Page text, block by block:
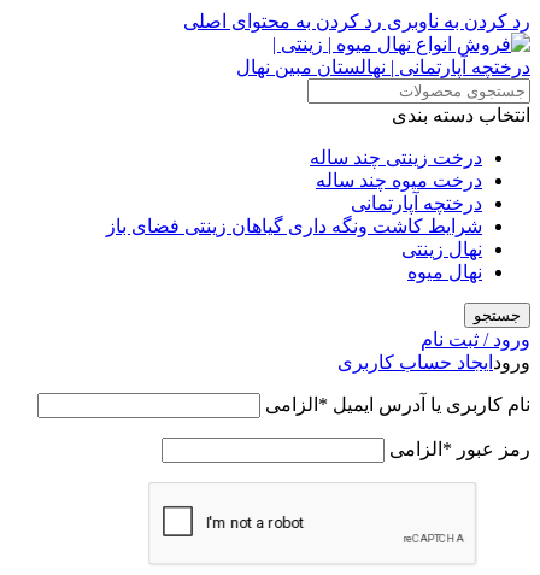
رد کردن به ناوبری رد کردن به محتوای اصلی
انتخاب دسته بندی
درخت زینتی چند ساله
درخت میوه چند ساله
درختچه آپارتمانی
شرایط کاشت ونگه داری گیاهان زینتی فضای باز
نهال زینتی
نهال میوه
جستجو
ورود / ثبت نام
ورود ایجاد حساب کاربری
نام کاربری یا آدرس ایمیل * الزامی
رمز عبور * الزامی